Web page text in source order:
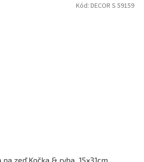
na zeď Kočka & ryba, 15x31cm
Kód: DECOR S 59159